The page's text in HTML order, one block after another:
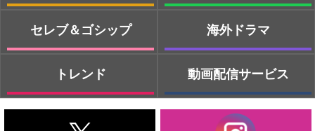
セレブ＆ゴシップ
トレンド
海外ドラマ
動画配信サービス